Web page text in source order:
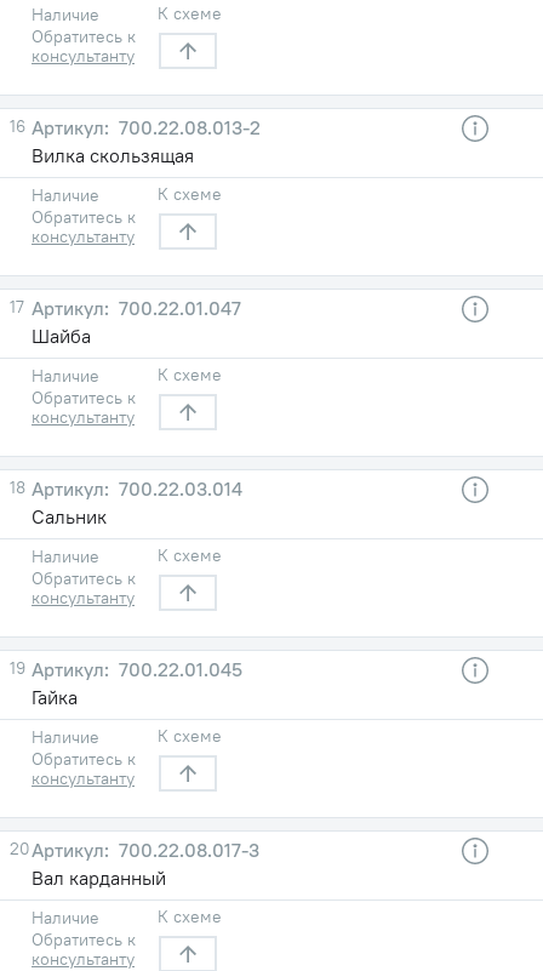
Наличие
Обратитесь к
консультанту
К схеме
16
700.22.08.013-2
Вилка скользящая
Наличие
Обратитесь к
консультанту
К схеме
17
700.22.01.047
Шайба
Наличие
Обратитесь к
консультанту
К схеме
18
700.22.03.014
Сальник
Наличие
Обратитесь к
консультанту
К схеме
19
700.22.01.045
Гайка
Наличие
Обратитесь к
консультанту
К схеме
20
700.22.08.017-3
Вал карданный
Наличие
Обратитесь к
консультанту
К схеме